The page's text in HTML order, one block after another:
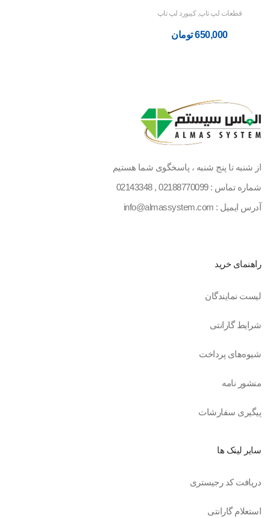
قطعات لپ تاپ,کیبورد لپ تاپ
650,000 تومان
از شنبه تا پنج شنبه ، پاسخگوی شما هستیم
شماره تماس :02188770099
,
02143348
آدرس ایمیل : info@almassystem.com
راهنمای خرید
لیست نمایندگان
شرایط گارانتی
شیوه‌های پرداخت
منشور نامه
پیگیری سفارشات
سایر لینک ها
دریافت کد رجیستری
استعلام گارانتی